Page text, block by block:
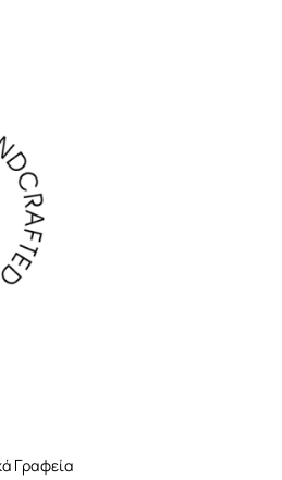
Γραφεία